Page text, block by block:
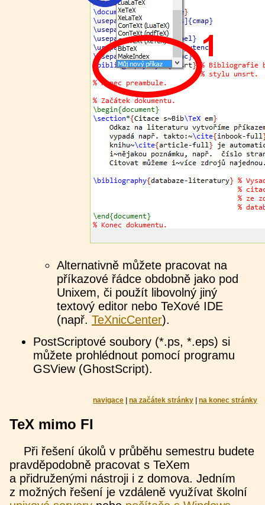
Alternativně můžete pracovat na
příkazové řádce obdobně jako pod
Unixem, či použít libovolný jiný
textový editor nebo TeXové IDE
(např. TeXnicCenter).
PostScriptové soubory (*.ps, *.eps) si
můžete prohlédnout pomocí programu
GSView (GhostScript).
navigace |na začátek stránky |na konec stránky
TeX mimo FI
Při řešení úkolů v průběhu semestru budete
pravděpodobně pracovat s TeXem
a přidruženými nástroji i z domova. Jedním
z možných řešení je vzdáleně využívat školní